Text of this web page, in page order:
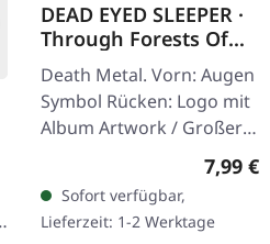
DEAD EYED SLEEPER ·
Through Forests Of
Nonentities Bug TS |
T-SHIRT L
Death Metal. Vorn: Augen
Symbol Rücken: Logo mit
Album Artwork / Großer
stilisierter Käfer 100%
Baumwolle, Fruit Of The
Loom Heavy Cotton
7,99 €
Sofort verfügbar,
Lieferzeit: 1-2 Werktage